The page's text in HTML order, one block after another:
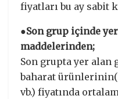
fiyatları bu ay sabit
●Son grup içinde
maddelerinden;
Son grupta yer alan
baharat
vb.) fiyatında